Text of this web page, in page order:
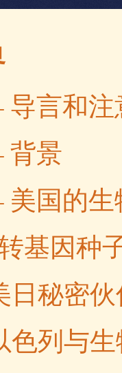
导言和注
背景
美国的
基因种
日秘密
色列与